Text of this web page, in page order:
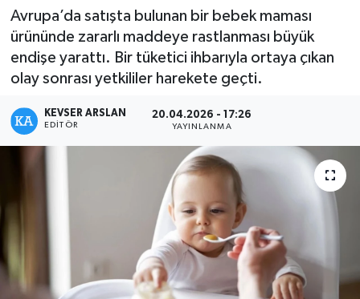
Avrupa’da satışta bulunan bir bebek maması
ürününde zararlı maddeye rastlanması büyük
endişe yarattı. Bir tüketici ihbarıyla ortaya çıkan
olay sonrası yetkililer harekete geçti.
KEVSER ARSLAN
EDITÖR
20.04.2026 - 17:26
YAYINLANMA
Sağlık
Teknoloji
Kültür - Sanat
Son Dakika Haberleri
Haber Arşivi